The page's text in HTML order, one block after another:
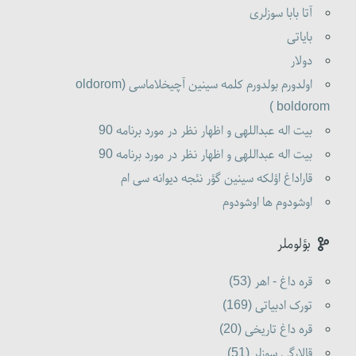
آتا بابا سوزلری
بایاتی
دولار
اولدورم بولدورم کلمه سینین آچیخلاماسی (oldorom
boldorom )
بیت اله عبداللهی و اظهار نظر در مورد برنامه 90
بیت اله عبداللهی و اظهار نظر در مورد برنامه 90
قاراداغ اؤلکه سینین گؤر نئجه دیوانه سی ام
اوشودوم ها اوشودوم
بؤلوملر
قره داغ - اهر (53)
تورک ادبیاتی (169)
قره داغ تاریخی (20)